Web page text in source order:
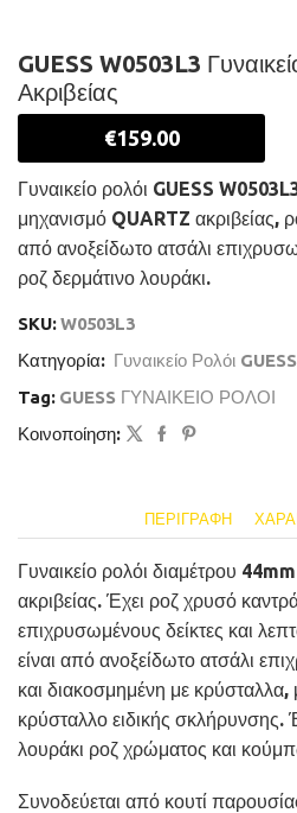
GUESS W0503L3
Ακριβείας
€159.00
Γυναικείο ρολόι GUESS
μηχανισμό QUARTZ ακριβείας,
από ανοξείδωτο ατσάλι
ροζ δερμάτινο λουράκι.
SKU:W0503L3
Κατηγορία: Γυναικείο Ρολόι GUESS
Tag: GUESS ΓΥΝΑΙΚΕΙΟ ΡΟΛΟΙ
Κοινοποίηση:
ΠΕΡΙΓΡΑΦΉ
Γυναικείο ρολόι διαμέτρου
ακριβείας. Έχει ροζ χρυσό
επιχρυσωμένους δείκτες και
είναι από ανοξείδωτο ατσάλι
και διακοσμημένη με
κρύσταλλο ειδικής σκλήρυνσης.
λουράκι ροζ χρώματος και
Συνοδεύεται από κουτί